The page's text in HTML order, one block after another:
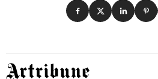
Condividi su
Condividi su X
Condividi
Artribune